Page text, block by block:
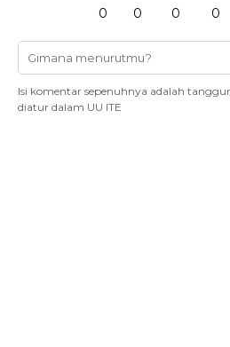
0 0 0 0
Isi komentar sepenuhnya adalah
diatur dalam UU ITE